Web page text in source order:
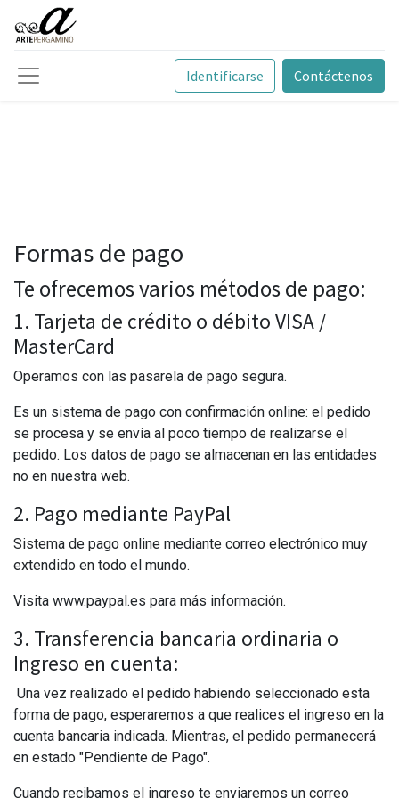
Identificarse Contáctenos
Formas de pago
Te ofrecemos varios métodos de pago:
1. Tarjeta de crédito o débito VISA /
MasterCard
Operamos con las pasarela de pago segura.
Es un sistema de pago con confirmación online: el pedido
se procesa y se envía al poco tiempo de realizarse el
pedido. Los datos de pago se almacenan en las entidades
no en nuestra web.
2. Pago mediante PayPal
Sistema de pago online mediante correo electrónico muy
extendido en todo el mundo.
Visita www.paypal.es para más información.
3. Transferencia bancaria ordinaria o
Ingreso en cuenta:
Una vez realizado el pedido habiendo seleccionado esta
forma de pago, esperaremos a que realices el ingreso en la
cuenta bancaria indicada. Mientras, el pedido permanecerá
en estado "Pendiente de Pago".
Cuando recibamos el ingreso te enviaremos un correo